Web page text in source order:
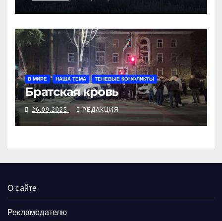
В МИРЕ НАША ТЕМА ТЕНЕВЫЕ КОНФЛИКТЫ
Братская кровь
26.09.2025 РЕДАКЦИЯ
О сайте
Рекламодателю